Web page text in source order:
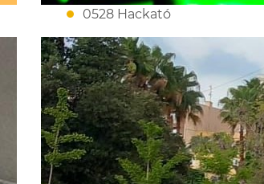
0528 Hackató